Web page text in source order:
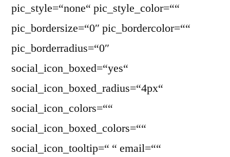
pic_style=“none“ pic_style_color=““
pic_bordersize=“0″ pic_bordercolor=““
pic_borderradius=“0″
social_icon_boxed=“yes“
social_icon_boxed_radius=“4px“
social_icon_colors=““
social_icon_boxed_colors=““
social_icon_tooltip=“ “ email=““